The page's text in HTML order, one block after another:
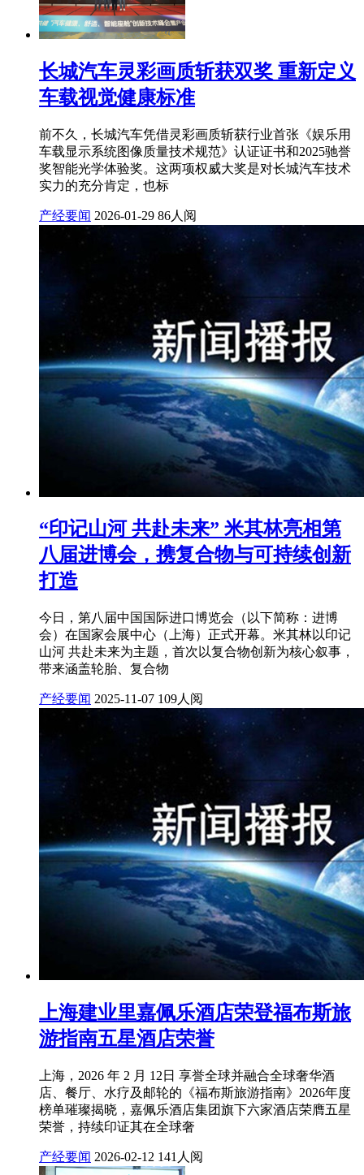
长城汽车灵彩画质斩获双奖 重新定义
车载视觉健康标准
前不久，长城汽车凭借灵彩画质斩获行业首张《娱乐用
车载显示系统图像质量技术规范》认证证书和2025驰誉
奖智能光学体验奖。这两项权威大奖是对长城汽车技术
实力的充分肯定，也标
产经要闻 2026-01-29 86人阅
“印记山河 共赴未来” 米其林亮相第
八届进博会，携复合物与可持续创新
打造
今日，第八届中国国际进口博览会（以下简称：进博
会）在国家会展中心（上海）正式开幕。米其林以印记
山河 共赴未来为主题，首次以复合物创新为核心叙事，
带来涵盖轮胎、复合物
产经要闻 2025-11-07 109人阅
上海建业里嘉佩乐酒店荣登福布斯旅
游指南五星酒店荣誉
上海，2026 年 2 月 12日 享誉全球并融合全球奢华酒
店、餐厅、水疗及邮轮的《福布斯旅游指南》2026年度
榜单璀璨揭晓，嘉佩乐酒店集团旗下六家酒店荣膺五星
荣誉，持续印证其在全球奢
产经要闻 2026-02-12 141人阅